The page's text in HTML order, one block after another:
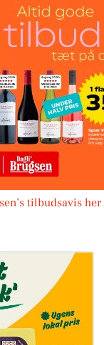
tilbudsavis her